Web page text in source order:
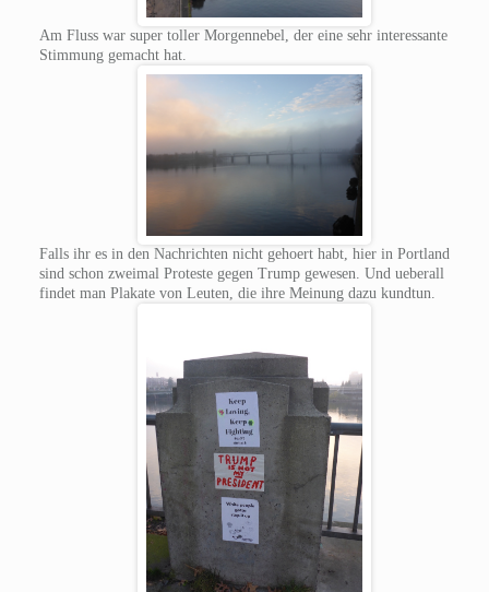
Am Fluss war super toller Morgennebel, der eine sehr interessante
Stimmung gemacht hat.
Falls ihr es in den Nachrichten nicht gehoert habt, hier in Portland
sind schon zweimal Proteste gegen Trump gewesen. Und ueberall
findet man Plakate von Leuten, die ihre Meinung dazu kundtun.